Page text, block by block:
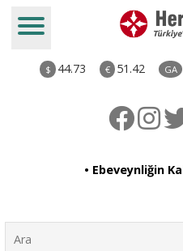
$ 44.73 € 51.42 GA
• Ebeveynliğin